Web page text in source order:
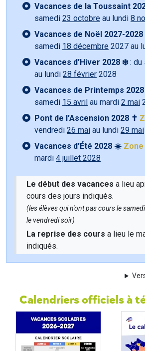
Vacances de la Toussaint
samedi 23 octobre au lundi 8
Vacances de Noël 2027-2028
samedi 18 décembre 2027 au
Vacances d’Hiver 2028 ❄️: du
au lundi 28 février 2028
Vacances de Printemps 2028
samedi 15 avril au mardi 2 mai
Pont de l’Ascension 2028 ✝️
vendredi 26 mai au lundi 29 mai
Vacances d’Été 2028 ☀️ Zone
mardi 4 juillet 2028
Le début des vacances a lieu
cours des jours indiqués.
(les élèves qui n'ont pas cours le
le vendredi soir)
La reprise des cours a lieu le
indiqués.
Calendriers officiels à